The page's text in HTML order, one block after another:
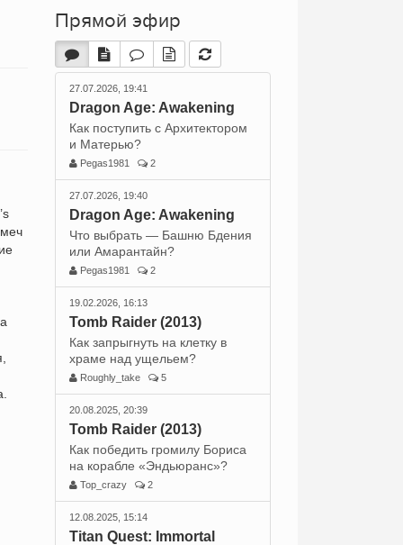
Прямой эфир
27.07.2026, 19:41
Dragon Age: Awakening
Как поступить с Архитектором
и Матерью?
Pegas1981 2
27.07.2026, 19:40
Dragon Age: Awakening
Что выбрать — Башню Бдения
или Амарантайн?
Pegas1981 2
19.02.2026, 16:13
Tomb Raider (2013)
Как запрыгнуть на клетку в
храме над ущельем?
Roughly_take 5
20.08.2025, 20:39
Tomb Raider (2013)
Как победить громилу Бориса
на корабле «Эндьюранс»?
Top_crazy 2
12.08.2025, 15:14
Titan Quest: Immortal